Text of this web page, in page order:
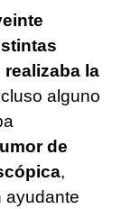
la
alguno
de
,
ayudante